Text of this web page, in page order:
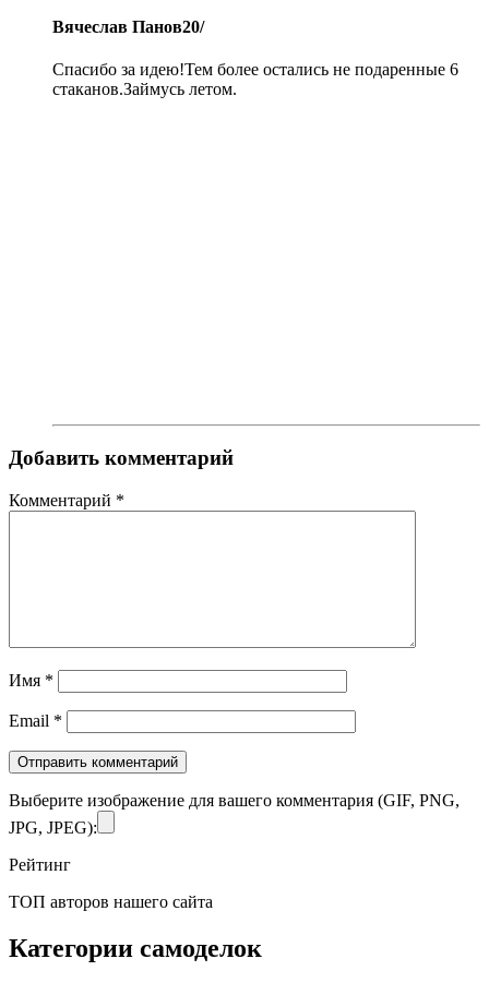
Вячеслав Панов20/
Спасибо за идею!Тем более остались не подаренные 6
стаканов.Займусь летом.
Добавить комментарий
Комментарий *
Имя *
Email *
Выберите изображение для вашего комментария (GIF, PNG,
JPG, JPEG):
Рейтинг
ТОП авторов нашего сайта
Категории самоделок